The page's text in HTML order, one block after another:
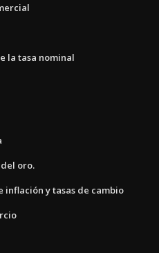
la tasa nominal
oro.
inflación y tasas de cambio